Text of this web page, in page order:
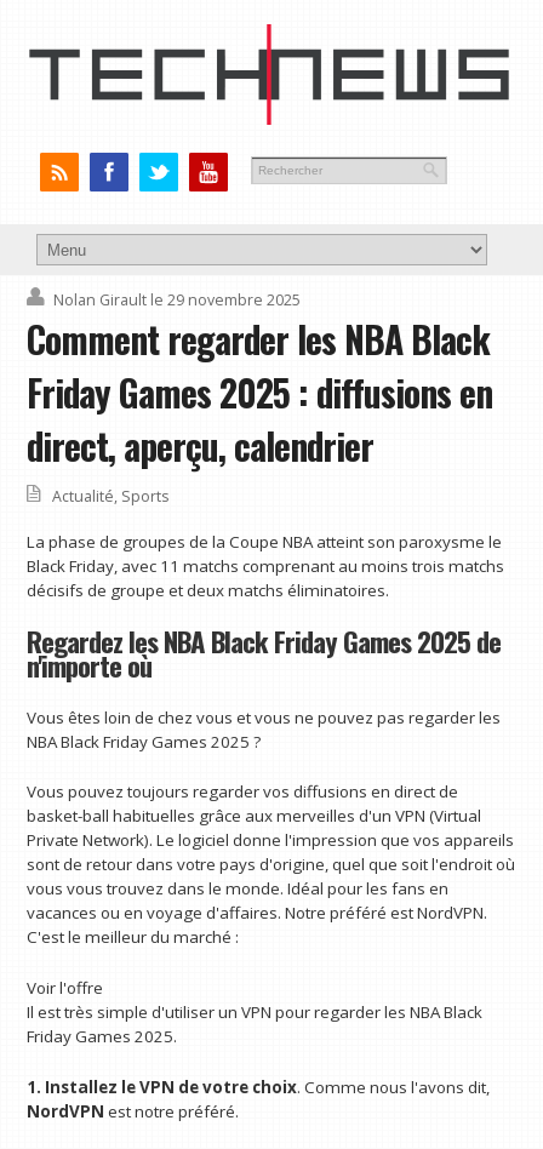
Nolan Girault le 29 novembre 2025
Comment regarder les NBA Black
Friday Games 2025 : diffusions en
direct, aperçu, calendrier
Actualité, Sports
La phase de groupes de la Coupe NBA atteint son paroxysme le
Black Friday, avec 11 matchs comprenant au moins trois matchs
décisifs de groupe et deux matchs éliminatoires.
Regardez les NBA Black Friday Games 2025 de
n'importe où
Vous êtes loin de chez vous et vous ne pouvez pas regarder les
NBA Black Friday Games 2025 ?
Vous pouvez toujours regarder vos diffusions en direct de
basket-ball habituelles grâce aux merveilles d'un VPN (Virtual
Private Network). Le logiciel donne l'impression que vos appareils
sont de retour dans votre pays d'origine, quel que soit l'endroit où
vous vous trouvez dans le monde. Idéal pour les fans en
vacances ou en voyage d'affaires. Notre préféré est NordVPN.
C'est le meilleur du marché :
Voir l'offre
Il est très simple d'utiliser un VPN pour regarder les NBA Black
Friday Games 2025.
1. Installez le VPN de votre choix. Comme nous l'avons dit,
NordVPN est notre préféré.